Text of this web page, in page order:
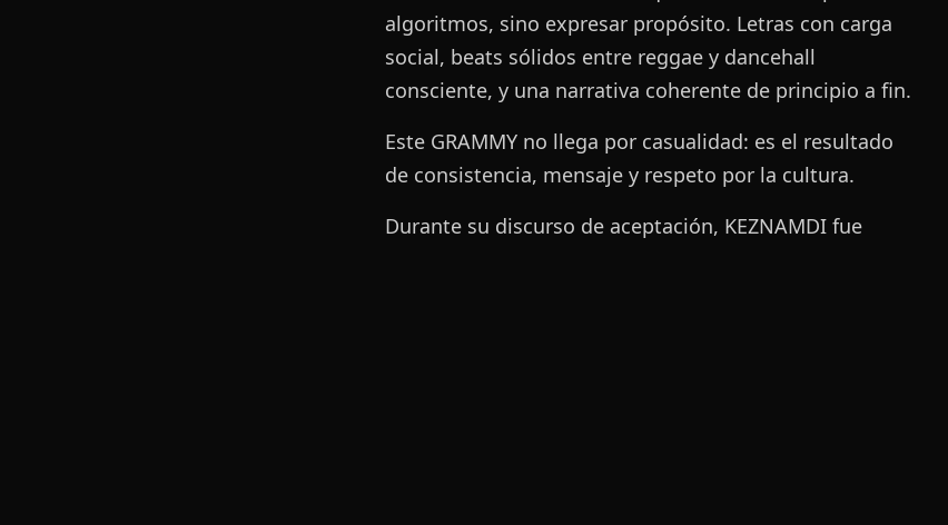
algoritmos, sino expresar propósito. Letras con carga
social, beats sólidos entre reggae y dancehall
consciente, y una narrativa coherente de principio a fin.
Este GRAMMY no llega por casualidad: es el resultado
de consistencia, mensaje y respeto por la cultura.
Durante su discurso de aceptación, KEZNAMDI fue